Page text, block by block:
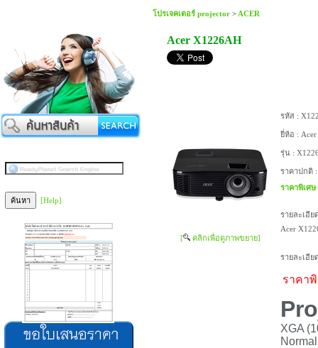
[Help]
โปรเจคเตอร์ projector > ACER
Acer X1226AH
[ คลิกเพื่อดูภาพขยาย]
รหัส :
ยี่ห้อ : Acer
รุ่น :
ราคาปกติ
ราคาพิเศ
รายละเอีย
Acer
รายละเอีย
ราคา
XGA